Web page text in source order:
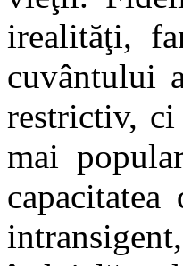
irealităţi,
cuvântului
restrictiv,
mai